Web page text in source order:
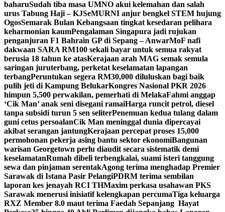
baharuSudah tiba masa UMNO akui kelemahan dan salah
urus Tabung Haji – KJSeMURNI anjur bengkel STEM hujung
OgosSemarak Bulan Kebangsaan tingkat kesedaran pelihara
keharmonian kaumPengalaman Singapura jadi rujukan
penganjuran F1 Bahrain GP di Sepang – AnwarMoF nafi
dakwaan SARA RM100 sekali bayar untuk semua rakyat
berusia 18 tahun ke atasKerajaan arah MAG semak semula
saringan juruterbang, perketat keselamatan lapangan
terbangPeruntukan segera RM30,000 diluluskan bagi baik
pulih jeti di Kampung BelukarKongres Nasional PKR 2026
himpun 5,500 perwakilan, pemerhati di MelakaFahmi anggap
‘Cik Man’ anak seni disegani ramaiHarga runcit petrol, diesel
tanpa subsidi turun 5 sen seliterPenemuan kedua tulang dalam
guni cetus persoalanCik Man meninggal dunia dipercayai
akibat serangan jantungKerajaan percepat proses 15,000
permohonan pekerja asing bantu sektor ekonomiBangunan
warisan Georgetown perlu diaudit secara sistematik demi
keselamatanRumah dibeli terbengkalai, suami isteri tanggung
sewa dan pinjaman serentakAgong terima menghadap Premier
Sarawak di Istana Pasir PelangiPDRM terima sembilan
laporan kes jenayah RCI THMaxim perkasa usahawan PKS
Sarawak menerusi inisiatif kelengkapan percumaTiga keluarga
RXZ Member 8.0 maut terima Faedah Sepanjang Hayat